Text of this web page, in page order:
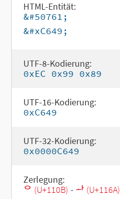
HTML-Entität:
&#50761;
&#xC649;
UTF-8-Kodierung:
0xEC 0x99 0x89
UTF-16-Kodierung:
0xC649
UTF-32-Kodierung:
0x0000C649
Zerlegung:
ᄋ (U+110B) - ᅪ (U+116A)